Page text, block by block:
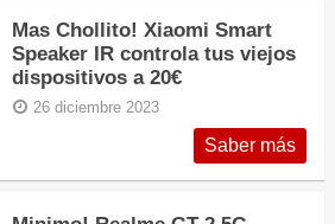
Mas Chollito! Xiaomi Smart
Speaker IR controla tus viejos
dispositivos a 20€
26 diciembre 2023
Saber más